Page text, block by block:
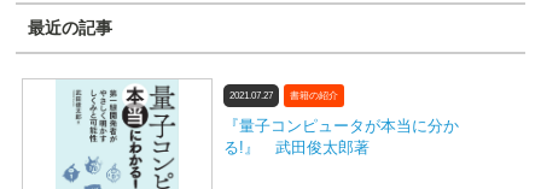
最近の記事
2021.07.27 書籍の紹介
『量子コンピュータが本当に分か
る!』 武田俊太郎著